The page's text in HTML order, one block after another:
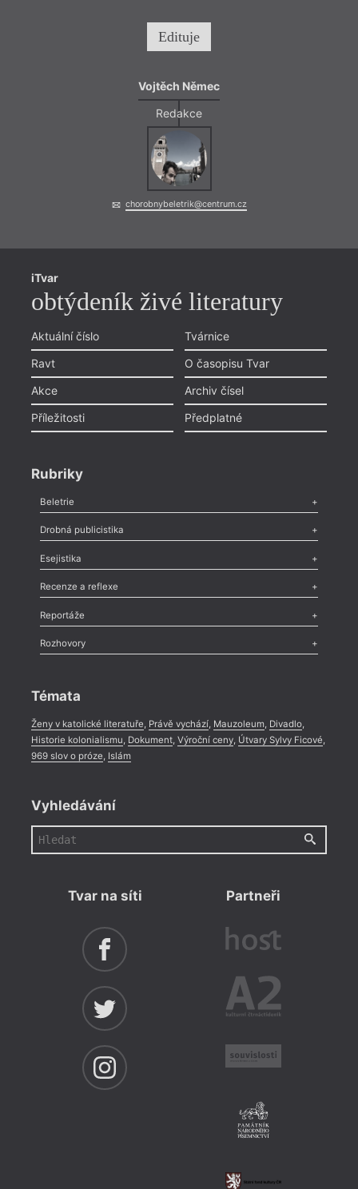
Edituje
Vojtěch Němec
Redakce
chorobnybeletrik@centrum.cz
iTvar
obtýdeník živé literatury
Aktuální číslo
Ravt
Akce
Příležitosti
Tvárnice
O časopisu Tvar
Archiv čísel
Předplatné
Rubriky
Beletrie
Poezie,Próza,Dokumenty
Drobná publicistika
Odlesk
Nekrolog,Glosa,Sloupek,Pozvánka,Literární soutěž,
Esejistika
Esej ,Pádlo,Úvaha
Recenze a reflexe
Recenze
Méně slov o próze,Celá rubrika
Reportáže
Literární zítřky
Celá rubrika
Rozhovory
Témata
Ženy v katolické literatuře, Právě vychází, Mauzoleum, Divadlo,
Historie kolonialismu, Dokument, Výroční ceny, Útvary Sylvy Ficové,
969 slov o próze, Islám
Vyhledávání
Tvar na síti Partneři